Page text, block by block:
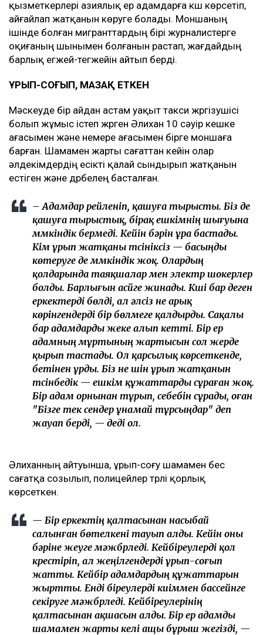
қызметкерлері азиялық ер адамдарға күш көрсетіп,
айғайлап жатқанын көруге болады. Моншаның
ішінде болған мигранттардың бірі журналистерге
оқиғаның шынымен болғанын растап, жағдайдың
барлық егжей-тегжейін айтып берді.
ҰРЫП-СОҒЫП, МАЗАҚ ЕТКЕН
Мәскеуде бір айдан астам уақыт такси жүргізушісі
болып жұмыс істеп жүрген Әлихан 10 сәуір кешке
ағасымен және немере ағасымен бірге моншаға
барған. Шамамен жарты сағаттан кейін олар
әлдекімдердің есікті қалай сындырып жатқанын
естіген және дүрбелең басталған.
– Адамдар үрейленіп, қашуға тырысты. Біз де
қашуға тырыстық, бірақ ешкімнің шығуына
мүмкіндік бермеді. Кейін бәрін ұра бастады.
Кім ұрып жатқаны түсініксіз — басыңды
көтеруге де мүмкіндік жоқ. Олардың
қолдарында таяқшалар мен электр шокерлер
болды. Барлығын асүйге жинады. Күші бар деген
еркектерді бөлді, ал әлсіз не арық
көрінгендерді бір бөлмеге қалдырды. Сақалы
бар адамдарды жеке алып кетті. Бір ер
адамның мұртының жартысын сол жерде
қырып тастады. Ол қарсылық көрсеткенде,
бетінен ұрды. Біз не үшін ұрып жатқанын
түсінбедік — ешкім құжаттарды сұраған жоқ.
Бір адам орнынан тұрып, себебін сұрады, оған
"Бізге тек сендер ұнамай тұрсыңдар" деп
жауап берді, — деді ол.
Әлиханның айтуынша, ұрып-соғу шамамен бес
сағатқа созылып, полицейлер түрлі қорлық
көрсеткен.
— Бір еркектің қалтасынан насыбай
салынған бөтелкені тауып алды. Кейін оны
бәріне жеуге мәжбүрледі. Кейбіреулерді қол
күрестіріп, ал жеңілгендерді ұрып-соғып
жатты. Кейбір адамдардың құжаттарын
жыртты. Енді біреулерді киіммен бассейнге
секіруге мәжбүрледі. Кейбіреулерінің
қалтасынан ақшасын алды. Бір ер адамды
шамамен жарты келі ащы бұрыш жегізді, —